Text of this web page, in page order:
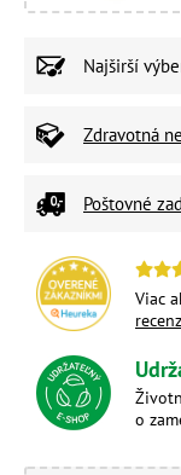
Najširší
Zdravotná
Poštovné
Viac
o